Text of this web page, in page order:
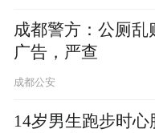
成都警方：公厕乱
广告，严查
成都公安
14岁男生跑步时心